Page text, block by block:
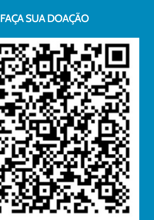
FAÇA SUA DOAÇÃO